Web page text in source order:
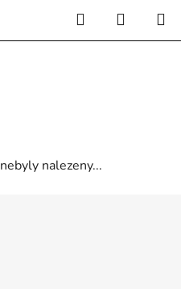
Hledat
KOŠÍK
nebyly nalezeny...